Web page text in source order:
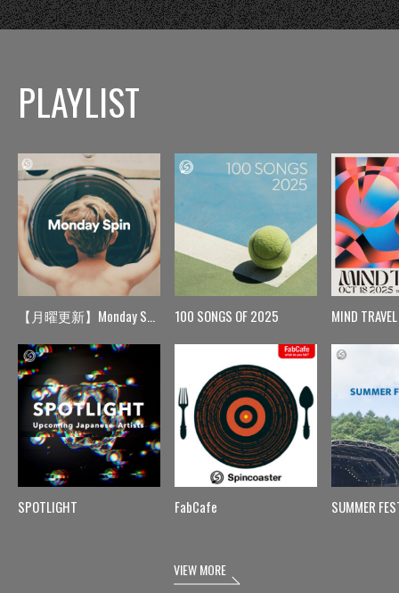
PLAYLIST
【月曜更新】Monday Spin
SPOTLIGHT
100 SONGS OF 2025
FabCafe
MIND TRAVEL
SUMMER
VIEW MORE